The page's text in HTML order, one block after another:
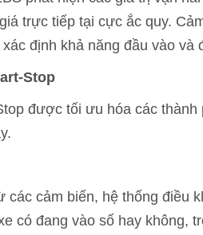
trực tiếp tại cực ắc quy.
định khả năng đầu vào và
Stop
được tối ưu hóa các
cảm biến, hệ thống điều
có đang vào số hay không,